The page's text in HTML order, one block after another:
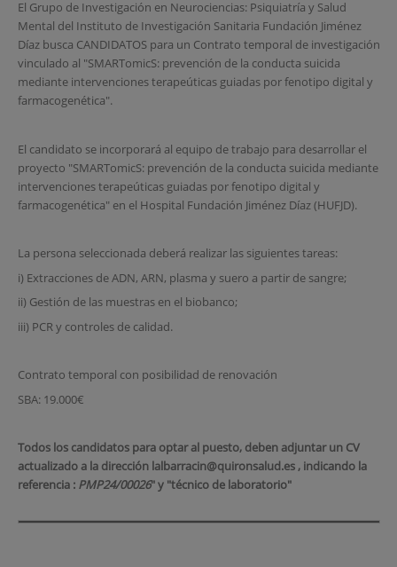
El Grupo de Investigación en Neurociencias: Psiquiatría y Salud
Mental del Instituto de Investigación Sanitaria Fundación Jiménez
Díaz busca CANDIDATOS para un Contrato temporal de investigación
vinculado al "SMARTomicS: prevención de la conducta suicida
mediante intervenciones terapeúticas guiadas por fenotipo digital y
farmacogenética".
El candidato se incorporará al equipo de trabajo para desarrollar el
proyecto "SMARTomicS: prevención de la conducta suicida mediante
intervenciones terapeúticas guiadas por fenotipo digital y
farmacogenética" en el Hospital Fundación Jiménez Díaz (HUFJD).
La persona seleccionada deberá realizar las siguientes tareas:
i) Extracciones de ADN, ARN, plasma y suero a partir de sangre;
ii) Gestión de las muestras en el biobanco;
iii) PCR y controles de calidad.
Contrato temporal con posibilidad de renovación
SBA: 19.000€
Todos los candidatos para optar al puesto, deben adjuntar un CV
actualizado a la dirección lalbarracin@quironsalud.es , indicando la
referencia : PMP24/00026" y "técnico de laboratorio"